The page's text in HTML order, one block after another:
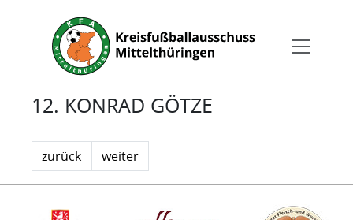
12. KONRAD GÖTZE
zurück weiter